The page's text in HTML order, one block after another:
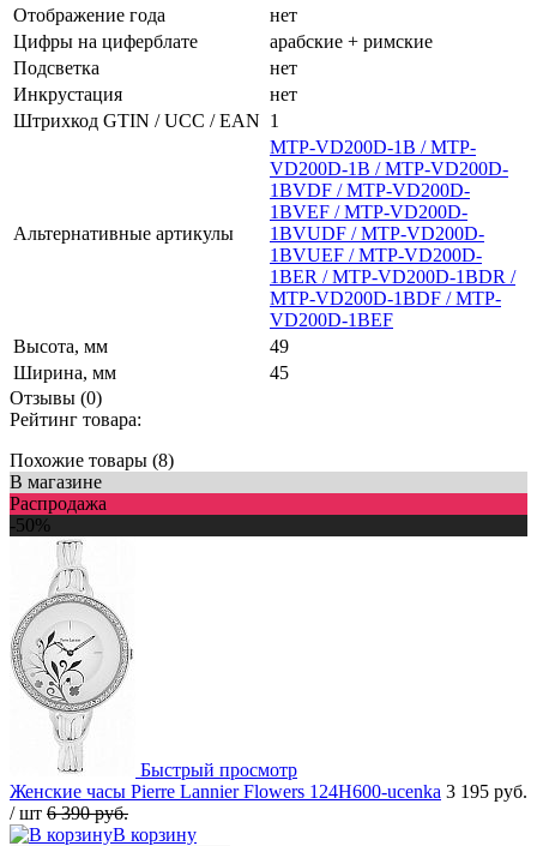
Отображение года
нет
Цифры на циферблате
арабские + римские
Подсветка
нет
Инкрустация
нет
Штрихкод GTIN / UCC / EAN 1
Альтернативные артикулы
MTP-VD200D-1B / MTP-
VD200D-1B / MTP-VD200D-
1BVDF / MTP-VD200D-
1BVEF / MTP-VD200D-
1BVUDF / MTP-VD200D-
1BVUEF / MTP-VD200D-
1BER / MTP-VD200D-1BDR /
MTP-VD200D-1BDF / MTP-
VD200D-1BEF
Высота, мм
49
Ширина, мм
45
Отзывы (0)
Рейтинг товара:
Похожие товары (8)
В магазине
Распродажа
-50%
Быстрый просмотр
Женские часы Pierre Lannier Flowers 124H600-ucenka 3 195 руб.
/ шт 6 390 руб.
В корзину